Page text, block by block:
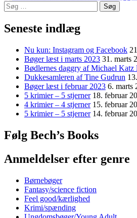
Søg
efter:
Seneste indlæg
Nu kun: Instagram og Facebook
Bøger læst i marts 2023 31. marts
Bødlernes daggry af Michael Katz
Dukkesamleren af Tine Gudrun
Bøger læst i februar 2023 6. marts
5 krimier – 5 stjerner 18. februar
4 krimier – 4 stjerner 15. februar
5 krimier – 5 stjerner 14. februar
Følg Bech’s Books
Anmeldelser efter genre
Børnebøger
Fantasy/science fiction
Feel good/kærlighed
Krimi/spænding